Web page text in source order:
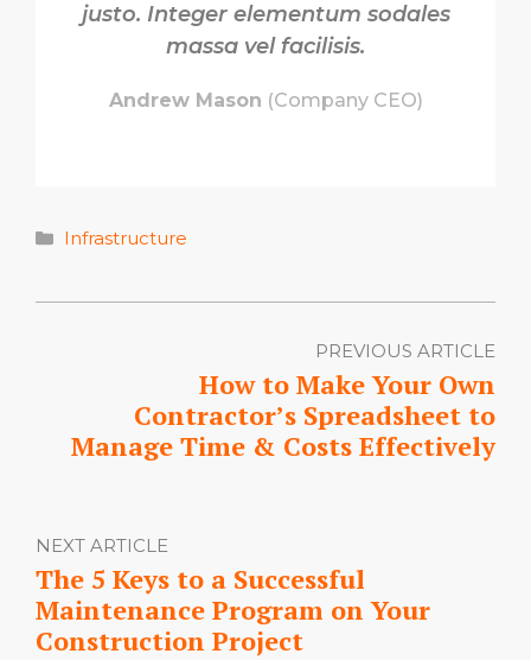
justo. Integer elementum sodales
massa vel facilisis.
Andrew Mason (Company CEO)
Categories
Infrastructure
PREVIOUS ARTICLE
How to Make Your Own
Contractor’s Spreadsheet to
Manage Time & Costs Effectively
NEXT ARTICLE
The 5 Keys to a Successful
Maintenance Program on Your
Construction Project